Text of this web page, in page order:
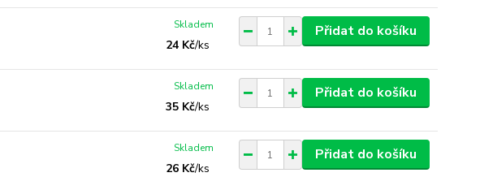
24 Kč/ks
Skladem Přidat do košíku
35 Kč/ks
Skladem Přidat do košíku
26 Kč/ks
Skladem Přidat do košíku